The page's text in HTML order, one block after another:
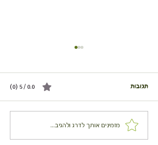
קראמבל תפוחים - גלידת
פיסטוק
תגובות 0.0 / 5 ‏(0)
מזמינים אותך לדרג ולהגיב...